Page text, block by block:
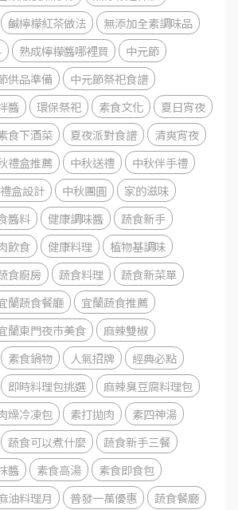
鹹檸檬紅茶做法
無添加全素調味品
熟成檸檬醬哪裡買
中元節
供品準備
中元節祭祀食譜
醬 環保祭祀 素食文化
夏日宵夜
食下酒菜 夏夜派對食譜
清爽宵夜
禮盒推薦 中秋送禮
中秋伴手禮
盒設計 中秋團圓
家的滋味
醬料 健康調味醬
蔬食新手
飲食 健康料理
植物基調味
食廚房 蔬食料理
蔬食新菜單
蘭蔬食餐廳
宜蘭蔬食推薦
蘭東門夜市美食
麻辣雙椒
素食鍋物 人氣招牌
經典必點
即時料理包挑選
麻辣臭豆腐料理包
燥冷凍包 素打拋肉
素四神湯
蔬食可以煮什麼
蔬食新手三餐
醬 素食高湯
素食即食包
油料理月 普發一萬優惠
蔬食餐廳